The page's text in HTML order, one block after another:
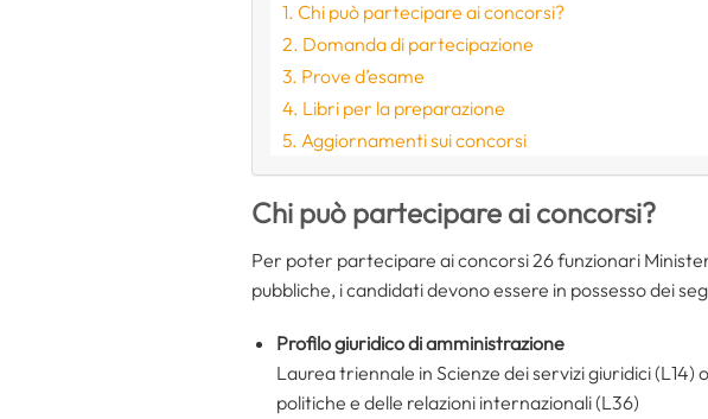
Chi può partecipare ai concorsi?
Domanda di partecipazione
Prove d’esame
Libri per la preparazione
Aggiornamenti sui concorsi
Chi può partecipare ai concorsi?
Per poter partecipare ai concorsi 26 funzionari
pubbliche, i candidati devono essere in possesso dei
Profilogiuridico di amministrazione
Laurea triennale in Scienze dei servizi giuridici (L14)
politiche e delle relazioni internazionali (L36)